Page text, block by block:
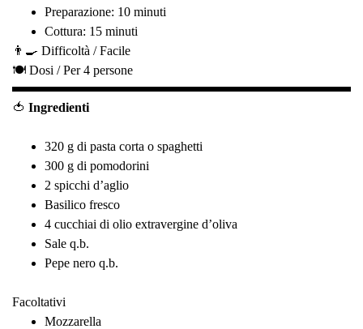
Preparazione: 10 minuti
Cottura: 15 minuti
👨‍🍳 Difficoltà /Facile
🍽️ Dosi /Per 4 persone
🍅 Ingredienti
320 g di pasta corta o spaghetti
300 g di pomodorini
2 spicchi d’aglio
Basilico fresco
4 cucchiai di olio extravergine d’oliva
Sale q.b.
Pepe nero q.b.
Facoltativi
Mozzarella